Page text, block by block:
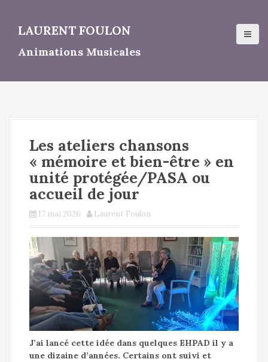
u
LAURENT FOULON
Animations Musicales
Les ateliers chansons
« mémoire et bien-être » en
unité protégée/PASA ou
accueil de jour
17 mai 2026 Laurent Foulon
J’ai lancé cette idée dans quelques EHPAD il y a
une dizaine d’années. Certains ont suivi et